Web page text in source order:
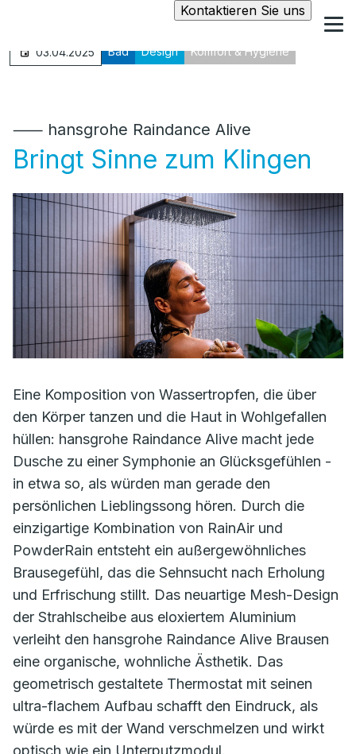
Kontaktieren Sie uns
03.04.2025 Bad Design Komfort & Hygiene
⸺ hansgrohe Raindance Alive
Bringt Sinne zum Klingen
Eine Komposition von Wassertropfen, die über
den Körper tanzen und die Haut in Wohlgefallen
hüllen: hansgrohe Raindance Alive macht jede
Dusche zu einer Symphonie an Glücksgefühlen -
in etwa so, als würden man gerade den
persönlichen Lieblingssong hören. Durch die
einzigartige Kombination von RainAir und
PowderRain entsteht ein außergewöhnliches
Brausegefühl, das die Sehnsucht nach Erholung
und Erfrischung stillt. Das neuartige Mesh-Design
der Strahlscheibe aus eloxiertem Aluminium
verleiht den hansgrohe Raindance Alive Brausen
eine organische, wohnliche Ästhetik. Das
geometrisch gestaltete Thermostat mit seinen
ultra-flachem Aufbau schafft den Eindruck, als
würde es mit der Wand verschmelzen und wirkt
optisch wie ein Unterputzmodul.